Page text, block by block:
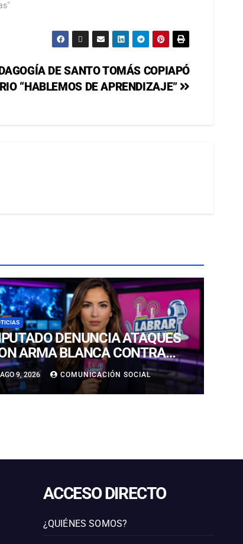
DE SANTO TOMÁS COPIAPÓ
“HABLEMOS DE APRENDIZAJE”
DENUNCIA ATAQUES
ARMA BLANCA CONTRA
MARINOS EN
AGO 9, 2026 COMUNICACIÓN SOCIAL
ACCESO DIRECTO
¿QUIÉNES SOMOS?